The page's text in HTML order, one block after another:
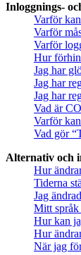
Inloggnings-
Varför
Varför
Varför
Hur
Jag har
Jag har
Jag har
Vad är
Varför
Vad gör
Alternativ och
Hur
Tiderna
Jag
Mitt språk
Hur kan
Hur
När jag